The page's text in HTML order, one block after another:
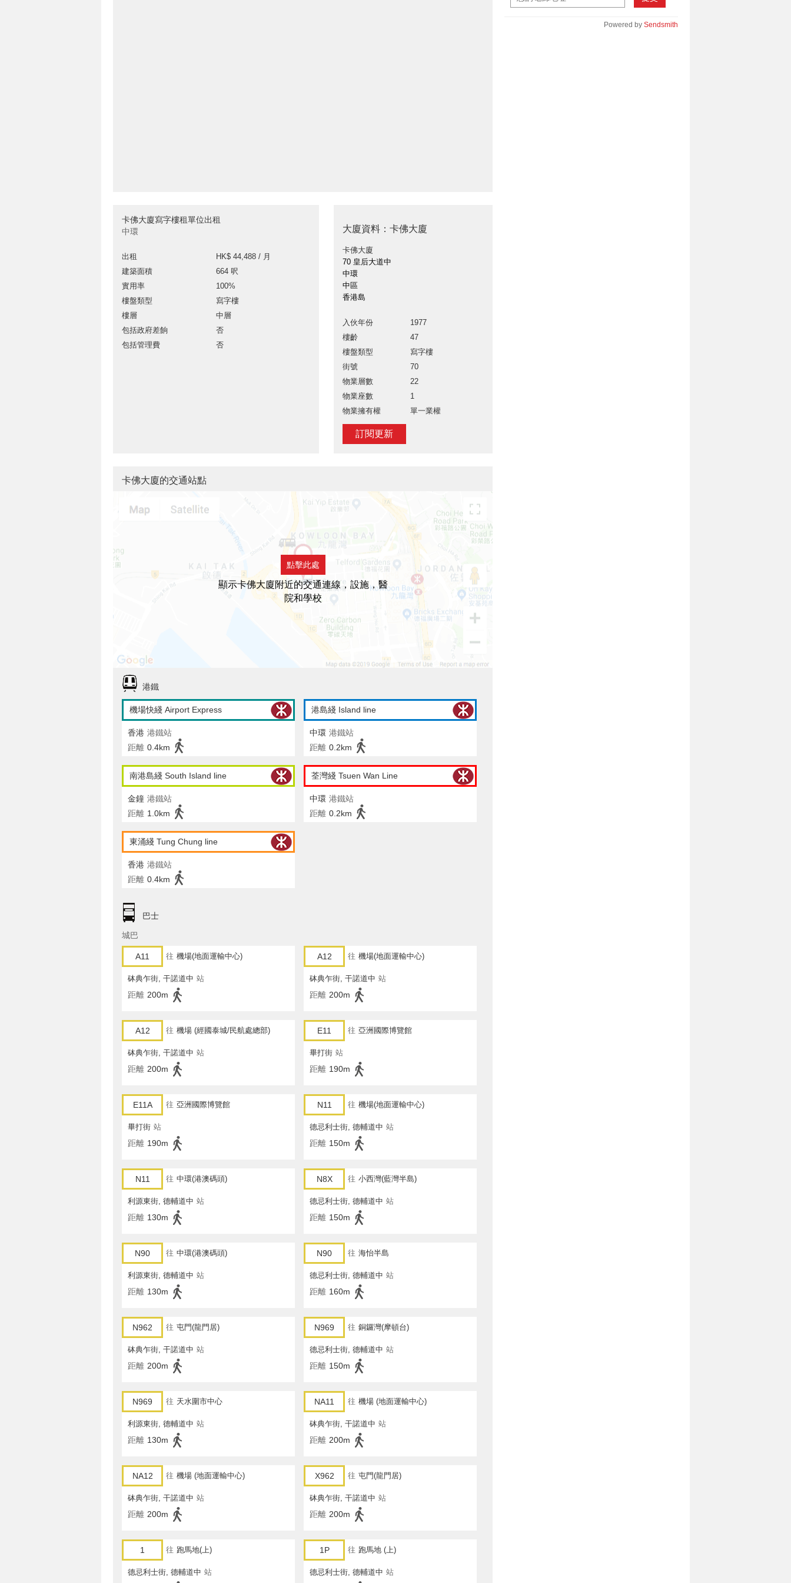
卡佛大廈寫字樓租單位出租
中環
出租
HK$ 44,488 / 月
建築面積
664 呎
實用率
100%
樓盤類型
寫字樓
樓層
中層
包括政府差餉
否
包括管理費
否
大廈資料：卡佛大廈
卡佛大廈
70 皇后大道中
中環
中區
香港島
入伙年份
1977
樓齡
47
樓盤類型
寫字樓
街號
70
物業層數
22
物業座數
1
物業擁有權
單一業權
訂閱更新
Powered by Sendsmith
卡佛大廈的交通站點
點擊此處
顯示卡佛大廈附近的交通連線，設施，醫
院和學校
港鐵
機場快綫 Airport Express
香港 港鐵站
距離 0.4km
港島綫 Island line
中環 港鐵站
距離 0.2km
南港島綫 South Island line
金鐘 港鐵站
距離 1.0km
荃灣綫 Tsuen Wan Line
中環 港鐵站
距離 0.2km
東涌綫 Tung Chung line
香港 港鐵站
距離 0.4km
巴士
城巴
A11 往 機場(地面運輸中心)
砵典乍街, 干諾道中 站
距離 200m
A12 往 機場(地面運輸中心)
砵典乍街, 干諾道中 站
距離 200m
A12 往 機場 (經國泰城/民航處總部)
砵典乍街, 干諾道中 站
距離 200m
E11 往 亞洲國際博覽館
畢打街 站
距離 190m
E11A 往 亞洲國際博覽館
畢打街 站
距離 190m
N11 往 機場(地面運輸中心)
德忌利士街, 德輔道中 站
距離 150m
N11 往 中環(港澳碼頭)
利源東街, 德輔道中 站
距離 130m
N8X 往 小西灣(藍灣半島)
德忌利士街, 德輔道中 站
距離 150m
N90 往 中環(港澳碼頭)
利源東街, 德輔道中 站
距離 130m
N90 往 海怡半島
德忌利士街, 德輔道中 站
距離 160m
N962 往 屯門(龍門居)
砵典乍街, 干諾道中 站
距離 200m
N969 往 銅鑼灣(摩頓台)
德忌利士街, 德輔道中 站
距離 150m
N969 往 天水圍市中心
利源東街, 德輔道中 站
距離 130m
NA11 往 機場 (地面運輸中心)
砵典乍街, 干諾道中 站
距離 200m
NA12 往 機場 (地面運輸中心)
砵典乍街, 干諾道中 站
距離 200m
X962 往 屯門(龍門居)
砵典乍街, 干諾道中 站
距離 200m
1 往 跑馬地(上)
德忌利士街, 德輔道中 站
1P 往 跑馬地 (上)
德忌利士街, 德輔道中 站